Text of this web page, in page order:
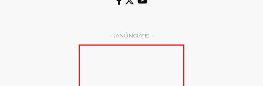
- ¡ANÚNCIATE! -